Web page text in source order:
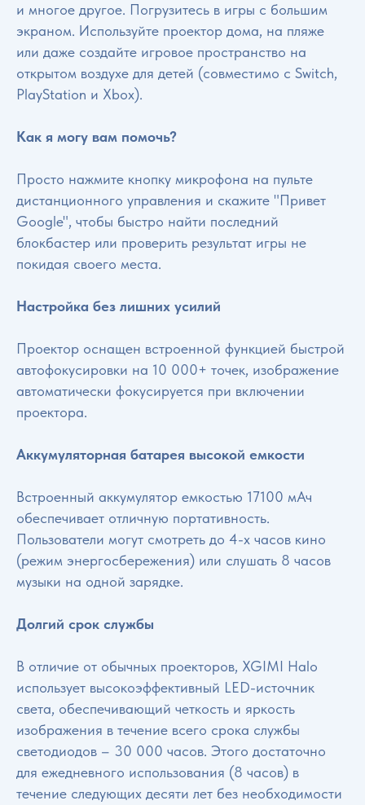
и многое другое. Погрузитесь в игры с большим
экраном. Используйте проектор дома, на пляже
или даже создайте игровое пространство на
открытом воздухе для детей (совместимо с Switch,
PlayStation и Xbox).
Как я могу вам помочь?
Просто нажмите кнопку микрофона на пульте
дистанционного управления и скажите "Привет
Google", чтобы быстро найти последний
блокбастер или проверить результат игры не
покидая своего места.
Настройка без лишних усилий
Проектор оснащен встроенной функцией быстрой
автофокусировки на 10 000+ точек, изображение
автоматически фокусируется при включении
проектора.
Аккумуляторная батарея высокой емкости
Встроенный аккумулятор емкостью 17100 мАч
обеспечивает отличную портативность.
Пользователи могут смотреть до 4-х часов кино
(режим энергосбережения) или слушать 8 часов
музыки на одной зарядке.
Долгий срок службы
В отличие от обычных проекторов, XGIMI Halo
использует высокоэффективный LED-источник
света, обеспечивающий четкость и яркость
изображения в течение всего срока службы
светодиодов – 30 000 часов. Этого достаточно
для ежедневного использования (8 часов) в
течение следующих десяти лет без необходимости